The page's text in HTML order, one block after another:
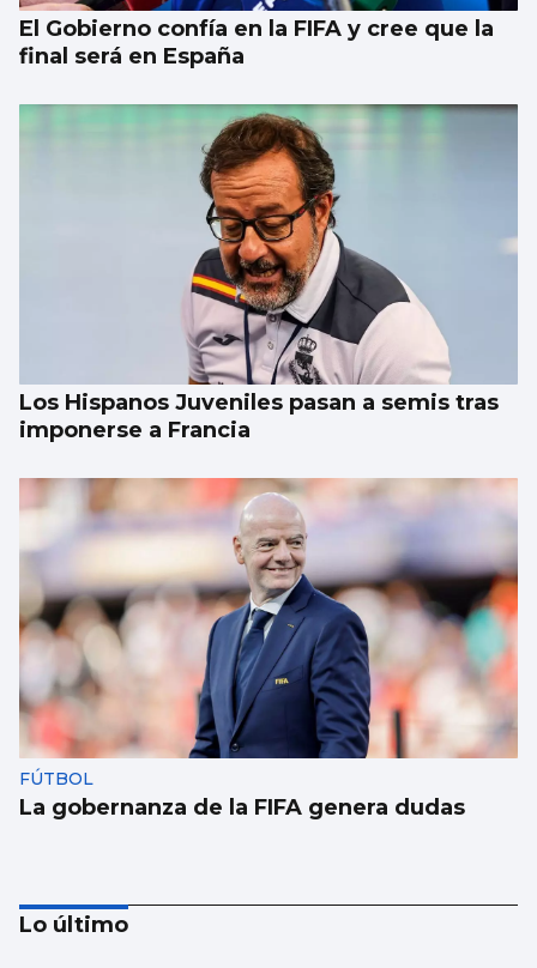
El Gobierno confía en la FIFA y cree que la
final será en España
Los Hispanos Juveniles pasan a semis tras
imponerse a Francia
FÚTBOL
La gobernanza de la FIFA genera dudas
Lo último